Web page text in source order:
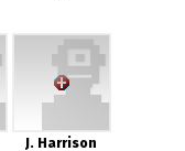
J. Harrison